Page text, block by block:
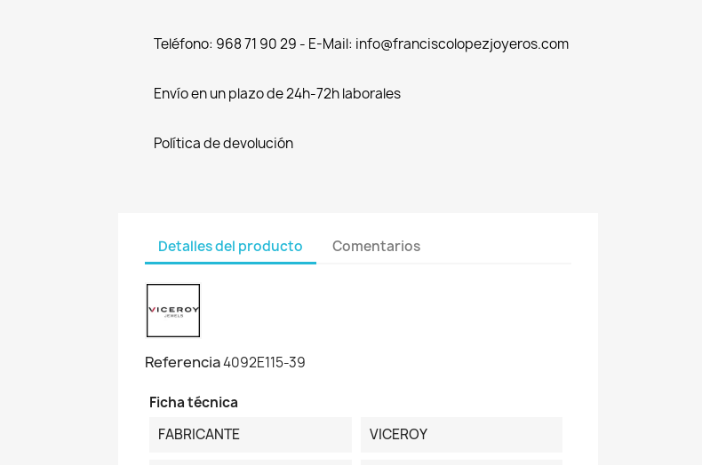
Teléfono: 968 71 90 29 - E-Mail: info@franciscolopezjoyeros.com
Envío en un plazo de 24h-72h laborales
Política de devolución
Detalles del producto Comentarios
Referencia4092E115-39
Ficha técnica
FABRICANTE
VICEROY